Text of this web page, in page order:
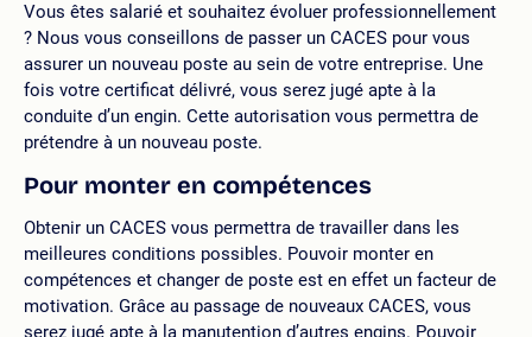
Vous êtes salarié et souhaitez évoluer professionnellement
? Nous vous conseillons de passer un CACES pour vous
assurer un nouveau poste au sein de votre entreprise. Une
fois votre certificat délivré, vous serez jugé apte à la
conduite d’un engin. Cette autorisation vous permettra de
prétendre à un nouveau poste.
Pour monter en compétences
Obtenir un CACES vous permettra de travailler dans les
meilleures conditions possibles. Pouvoir monter en
compétences et changer de poste est en effet un facteur de
motivation. Grâce au passage de nouveaux CACES, vous
serez jugé apte à la manutention d’autres engins. Pouvoir